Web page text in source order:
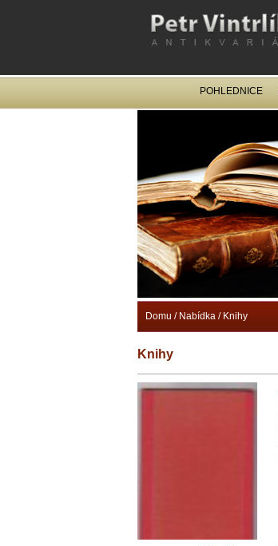
Knihy
POHLEDNICE
Domu / Nabídka / Knihy